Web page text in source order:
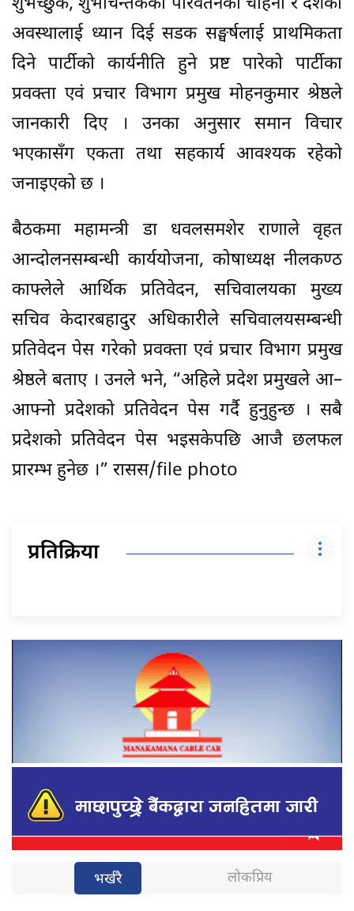
अवस्थालाई ध्यान दिई सडक सङ्घर्षलाई प्राथमिकता
दिने पार्टीको कार्यनीति हुने प्रष्ट पारेको पार्टीका
प्रवक्ता एवं प्रचार विभाग प्रमुख मोहनकुमार श्रेष्ठले
जानकारी दिए । उनका अनुसार समान विचार
भएकासँग एकता तथा सहकार्य आवश्यक रहेको
जनाइएको छ ।
बैठकमा महामन्त्री डा धवलसमशेर राणाले वृहत
आन्दोलनसम्बन्धी कार्ययोजना, कोषाध्यक्ष नीलकण्ठ
काफ्लेले आर्थिक प्रतिवेदन, सचिवालयका मुख्य
सचिव केदारबहादुर अधिकारीले सचिवालयसम्बन्धी
प्रतिवेदन पेस गरेको प्रवक्ता एवं प्रचार विभाग प्रमुख
श्रेष्ठले बताए । उनले भने, “अहिले प्रदेश प्रमुखले आ–
आफ्नो प्रदेशको प्रतिवेदन पेस गर्दै हुनुहुन्छ । सबै
प्रदेशको प्रतिवेदन पेस भइसकेपछि आजै छलफल
प्रारम्भ हुनेछ ।” रासस/file photo
प्रतिक्रिया
भर्खरै लोकप्रिय